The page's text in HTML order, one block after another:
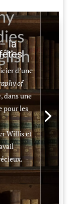
la
d’une
of
, dans une
pour les
Willis et